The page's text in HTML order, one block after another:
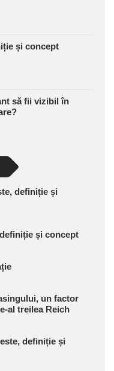
și concept
să fii vizibil în
definiție și
și concept
un factor
al treilea Reich
definiție și